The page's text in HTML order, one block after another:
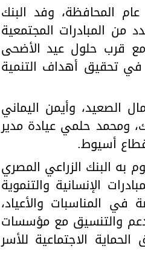
المحافظة، وفد البنك
من المبادرات المجتمعية
مع قرب حلول عيد الأضحى
في تحقيق أهداف التنمية
وأيمن اليماني
ومحمد حلمي عيادة مدير
أسيوط.
به البنك الزراعي المصري
الإنسانية والتنموية
المناسبات والأعياد،
والتنسيق مع مؤسسات
الاجتماعية للأسر